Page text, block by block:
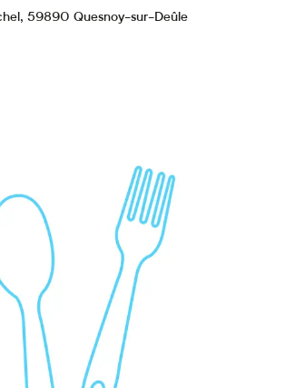
59890 Quesnoy-sur-Deûle
aux favoris